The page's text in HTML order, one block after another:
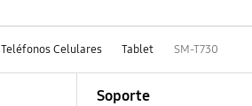
Teléfonos Celulares Tablet SM-T730
Soporte